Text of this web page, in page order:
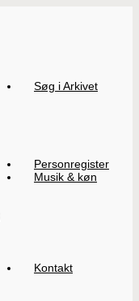
Søg i Arkivet
Personregister
Musik & køn
Kontakt